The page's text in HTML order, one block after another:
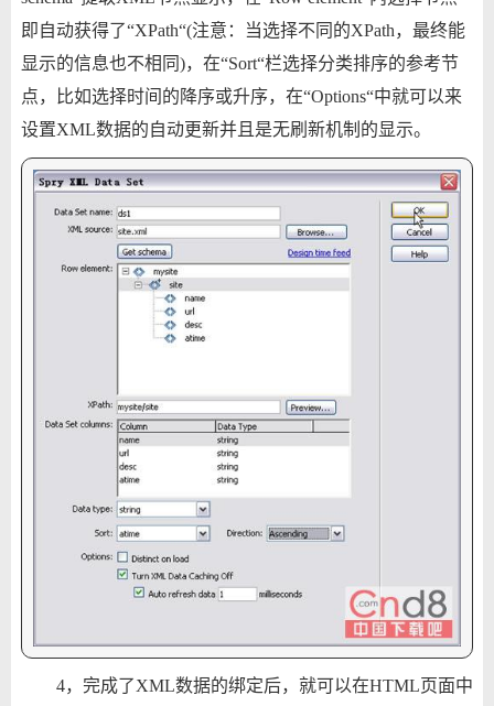
即自动获得了“XPath“(注意：当选择不同的XPath，最终能
显示的信息也不相同)，在“Sort“栏选择分类排序的参考节
点，比如选择时间的降序或升序，在“Options“中就可以来
设置XML数据的自动更新并且是无刷新机制的显示。
4，完成了XML数据的绑定后，就可以在HTML页面中